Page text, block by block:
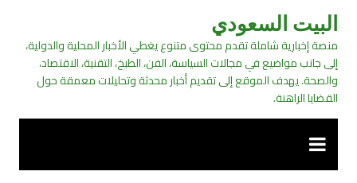
التجاوز
المحتوى
البيت السعودي
منصة إخبارية شاملة تقدم محتوى متنوع يغطي الأخبار المحلية والدولية،
إلى جانب مواضيع في مجالات السياسة، الفن، الطبخ، التقنية، الاقتصاد،
والصحة. يهدف الموقع إلى تقديم أخبار محدثة وتحليلات معمقة حول
القضايا الراهنة.